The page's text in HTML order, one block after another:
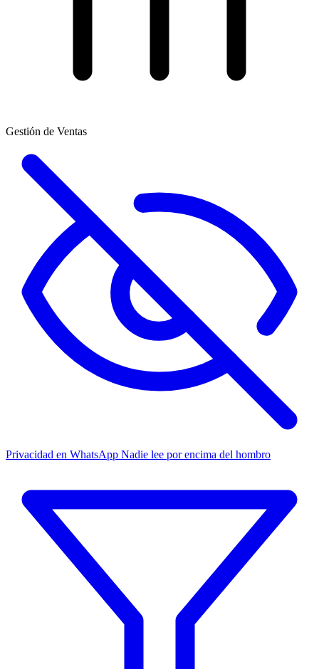
Gestión de Ventas
Privacidad en WhatsApp Nadie lee por encima del hombro